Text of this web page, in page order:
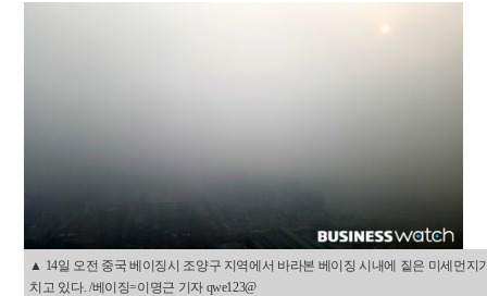
▲ 14일 오전 중국 베이징시 조양구 지역에서 바라본 베이징 시내에 짙은 미세먼지
치고 있다. /베이징=이명근 기자 qwe123@